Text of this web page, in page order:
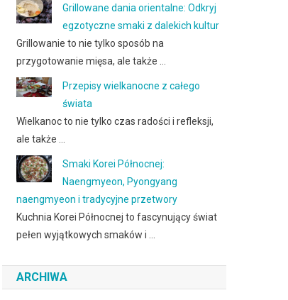
Grillowane dania orientalne: Odkryj
egzotyczne smaki z dalekich kultur
Grillowanie to nie tylko sposób na
przygotowanie mięsa, ale także …
Przepisy wielkanocne z całego
świata
Wielkanoc to nie tylko czas radości i refleksji,
ale także …
Smaki Korei Północnej:
Naengmyeon, Pyongyang
naengmyeon i tradycyjne przetwory
Kuchnia Korei Północnej to fascynujący świat
pełen wyjątkowych smaków i …
ARCHIWA